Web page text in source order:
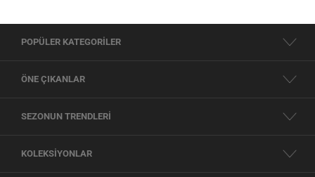
POPÜLER KATEGORİLER
ÖNE ÇIKANLAR
SEZONUN TRENDLERİ
KOLEKSİYONLAR